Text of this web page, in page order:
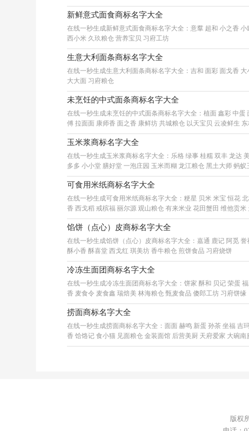
新鲜意式面食商标名字大全
在线一秒生成新鲜意式面食商标名字大全：意羣 超和 小之香
西小米 久玖粮仓 营养宝贝 习府工坊
生意大利面条商标名字大全
在线一秒生成生意大利面条商标名字大全：吉和 面彩 面戈香
大大面 习府粮仓
未烹饪的中式面条商标名字大全
在线一秒生成未烹饪的中式面条商标名字大全：植面 鑫彩 中蛋
傅 拉面面 康师香 面之香 康鲜坊 共城粮仓 以天宝贝 云凌鲜生
玉米浆商标名字大全
在线一秒生成玉米浆商标名字大全：乐格 绿事 桂糯 双丰 龙达
多多 小小堂 膳好堂 一泡庄园 玉米而糊 龙江粮仓 黑土大师 蚂蚁
可食用米纸商标名字大全
在线一秒生成可食用米纸商标名字大全：粳星 贝米 米宝 恒花
香 西戈稻 戒槟福 丽尔源 观山粮仓 有来米业 花田蟹田 维他贡米
馅饼（点心）皮商标名字大全
在线一秒生成馅饼（点心）皮商标名字大全：嘉通 鹿记 阿觅
酥小香 酥喜堂 西戈红 琪美坊 香牛粮仓 煎饼食品 习府烧饼
冷冻生面团商标名字大全
在线一秒生成冷冻生面团商标名字大全：饼家 酥和 贝记 荣蛋
香 麦食令 麦食鑫 瑞焙美 林海粮仓 甄麦食品 傻郎工坊 习府饼缘
捞面商标名字大全
在线一秒生成捞面商标名字大全：面面 赫鸣 新蛋 孙茶 坐福 吉
香 饸饹记 食小猫 见面粮仓 金装面馆 后营美厨 天府爱家 大碗南
版权